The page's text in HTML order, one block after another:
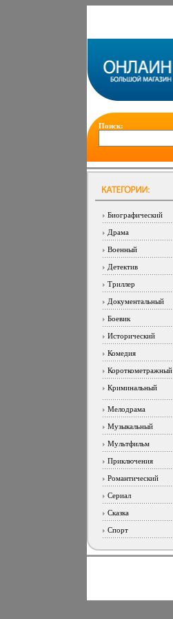
Поиск:
Биографический
Драма
Военный
Детектив
Триллер
Документальный
Боевик
Исторический
Комедия
Короткометражный
Криминальный
Мелодрама
Музыкальный
Мультфильм
Приключения
Романтический
Сериал
Сказка
Спорт